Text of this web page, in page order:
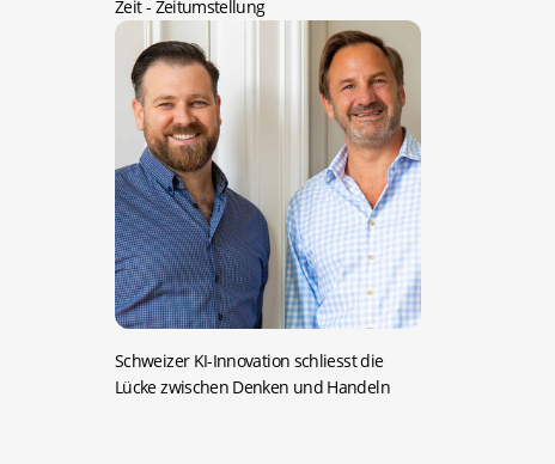
Zeit- Zeitumstellung
Schweizer KI-Innovation schliesst die
Lücke zwischen Denken und Handeln